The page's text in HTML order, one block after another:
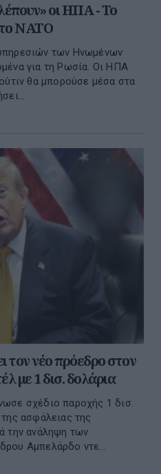
οι ΗΠΑ - Το
το ΝΑΤΟ
των Ηνωμένων
για τη Ρωσία. Οι ΗΠΑ
θα μπορούσε μέσα στα
τον νέο πρόεδρο στον
με 1 δισ. δολάρια
σχέδιο παροχής 1 δισ.
ασφάλειας της
την ανάληψη των
Αμπελάρδο ντε...